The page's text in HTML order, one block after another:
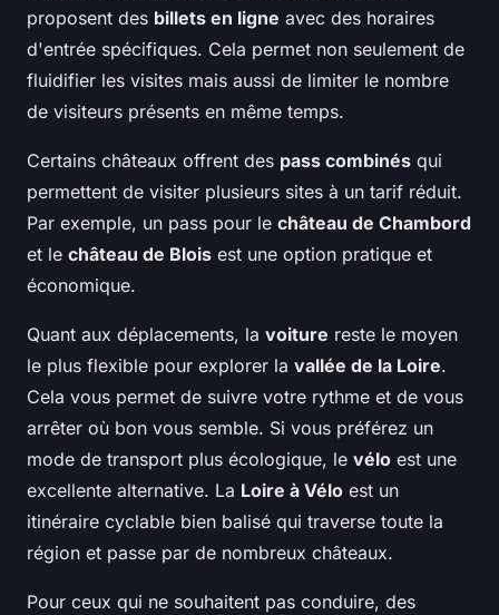
proposent des billets en ligne avec des horaires
d'entrée spécifiques. Cela permet non seulement de
fluidifier les visites mais aussi de limiter le nombre
de visiteurs présents en même temps.
Certains châteaux offrent des pass combinés qui
permettent de visiter plusieurs sites à un tarif réduit.
Par exemple, un pass pour le château de Chambord
et le château de Blois est une option pratique et
économique.
Quant aux déplacements, la voiture reste le moyen
le plus flexible pour explorer la vallée de la Loire.
Cela vous permet de suivre votre rythme et de vous
arrêter où bon vous semble. Si vous préférez un
mode de transport plus écologique, le vélo est une
excellente alternative. La Loire à Vélo est un
itinéraire cyclable bien balisé qui traverse toute la
région et passe par de nombreux châteaux.
Pour ceux qui ne souhaitent pas conduire, des